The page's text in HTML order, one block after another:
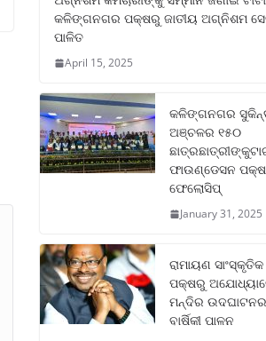
କଳିଙ୍ଗନଗର ପକ୍ଷରୁ ଜାତୀୟ ଅଗ୍ନିଶମ
ପାଳିତ
April 15, 2025
କଳିଙ୍ଗନଗର
ଅଞ୍ଚଳର ୧୫୦
ଫାଉଣ୍ଡେସନ
ଫେଲୋସିପ୍‌
January 31, 2025
ରାମାୟଣ
ପକ୍ଷରୁ
ମନ୍ଦିର
ବାର୍ଷିକୀ ପାଳନ